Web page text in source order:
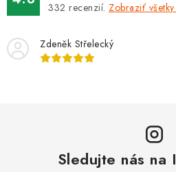
332 recenzií. Zobraziť
Zdeněk Střelecký
Sledujte nás na